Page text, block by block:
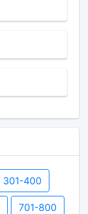
301-400
701-800